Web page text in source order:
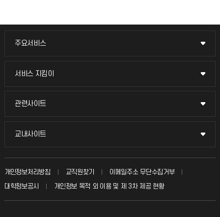
주요서비스
주요서비스
교무회의방송
입학안내
서비스 지킴이
서비스 지킴이
묻고 답하기
칭찬마당
학생서비스 지킴이
관련사이트
관련사이트
국방헬프콜
교내사이트
교내사이트
교수회
교육혁신본부
개인정보처리방침 교직원찾기
이메일주소 무단수집거부
대학정보공시
개인정보 목적 외 이용 및 제 3차 제공 현황